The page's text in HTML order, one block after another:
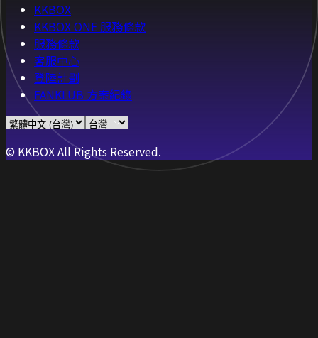
KKBOX
KKBOX ONE 服務條款
服務條款
客服中心
登陸計劃
FANKLUB 方案紀錄
© KKBOX All Rights Reserved.